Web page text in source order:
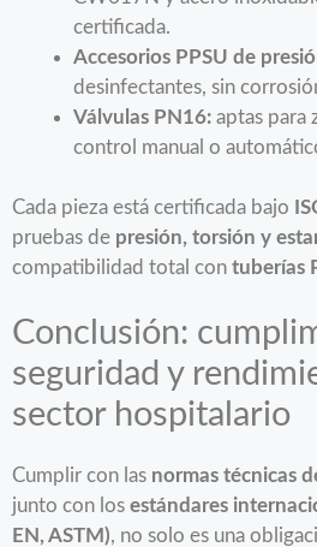
certificada.
Accesorios PPSU de
desinfectantes, sin
Válvulas PN16: aptas para
control manual o
Cada pieza está certificada bajo
pruebas de presión, torsión y
compatibilidad total con tuberías
Conclusión:
seguridad y
sector hospitalario
Cumplir con las normas técnicas
junto con los estándares
EN, ASTM), no solo es una